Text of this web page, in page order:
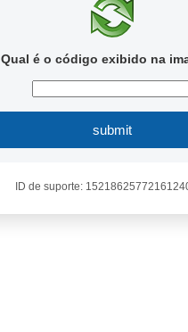
Qual é o código exibido na
submit
ID de suporte: